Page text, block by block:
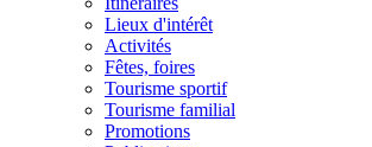
Lieux d'intérêt
Activités
Fêtes, foires
Tourisme sportif
Tourisme familial
Promotions